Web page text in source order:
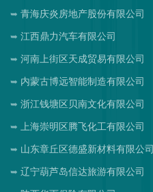
青海庆炎房地产股份有限公司
江西鼎力汽车有限公司
河南上街区天成贸易有限公司
内蒙古博远智能制造有限公司
浙江钱塘区贝南文化有限公司
上海崇明区腾飞化工有限公司
山东章丘区德盛新材料有限公司
辽宁葫芦岛信达旅游有限公司